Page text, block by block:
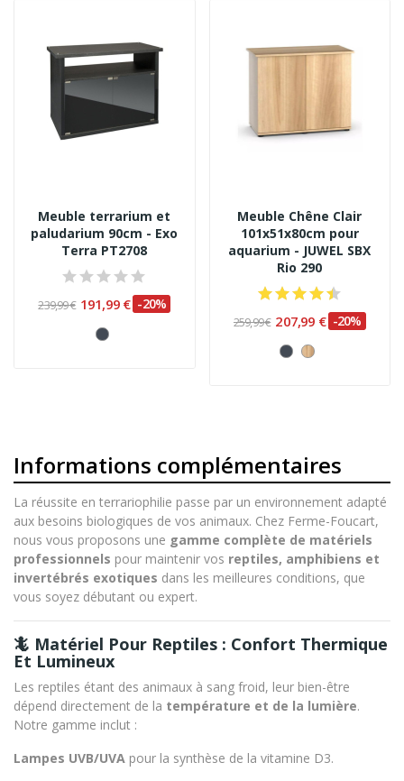
Meuble terrarium et
paludarium 90cm - Exo
Terra PT2708
239,99 € 191,99 € -20%
Meuble Chêne Clair
101x51x80cm pour
aquarium - JUWEL SBX
Rio 290
259,99 € 207,99 € -20%
Informations complémentaires
La réussite en terrariophilie passe par un environnement adapté
aux besoins biologiques de vos animaux. Chez Ferme-Foucart,
nous vous proposons une gamme complète de matériels
professionnels pour maintenir vos reptiles, amphibiens et
invertébrés exotiques dans les meilleures conditions, que
vous soyez débutant ou expert.
🦎 Matériel Pour Reptiles : Confort Thermique
Et Lumineux
Les reptiles étant des animaux à sang froid, leur bien-être
dépend directement de la température et de la lumière.
Notre gamme inclut :
Lampes UVB/UVA pour la synthèse de la vitamine D3.